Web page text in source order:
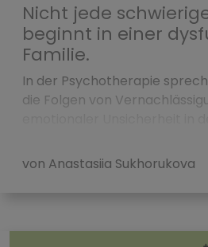
Nicht jede
beginnt in einer
Familie.
In der Psychotherapie
die Folgen von
von Anastasiia Sukhorukova